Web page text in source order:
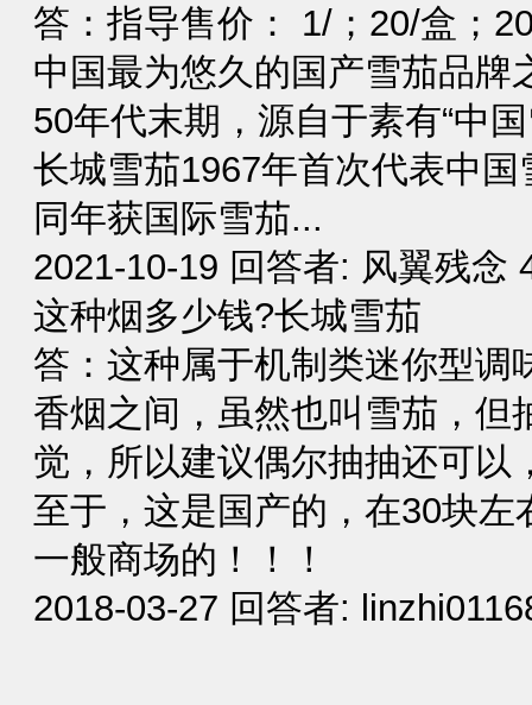
答：指导售价： 1/；20/盒；
中国最为悠久的国产雪茄品牌
50年代末期，源自于素有“中
长城雪茄1967年首次代表中
同年获国际雪茄...
2021-10-19 回答者: 风翼残念
这种烟多少钱?长城雪茄
答：这种属于机制类迷你型调
香烟之间，虽然也叫雪茄，但
觉，所以建议偶尔抽抽还可以
至于，这是国产的，在30块左
一般商场的！！！
2018-03-27 回答者: